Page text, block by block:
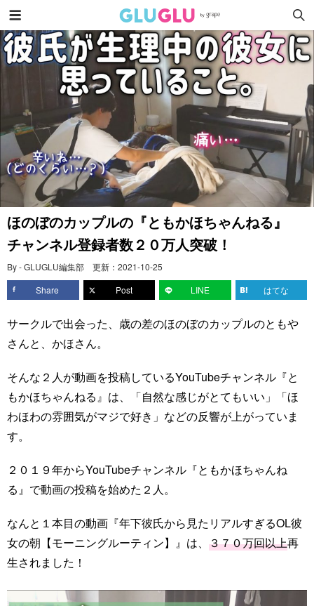
ほのぼのカップルの『ともかほちゃんねる』
チャンネル登録者数２０万人突破！
By - GLUGLU編集部 更新： 2021-10-25
Share
Post LINE はてな
サークルで出会った、歳の差のほのぼのカップルのともや
さんと、かほさん。
そんな２人が動画を投稿しているYouTubeチャンネル『と
もかほちゃんねる』は、「自然な感じがとてもいい」「ほ
わほわの雰囲気がマジで好き」などの反響が上がっていま
す。
２０１９年からYouTubeチャンネル『ともかほちゃんね
る』で動画の投稿を始めた２人。
なんと１本目の動画『年下彼氏から見たリアルすぎるOL彼
女の朝【モーニングルーティン】』は、 ３７０万回以上再
生されました！